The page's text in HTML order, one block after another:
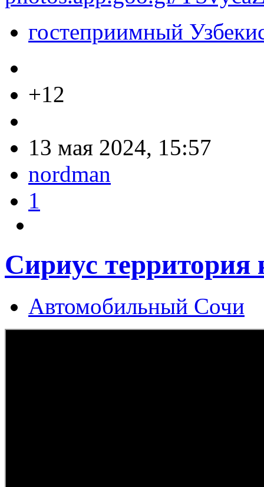
гостеприимный
+12
13 мая 2024, 15:57
nordman
1
Сириус территория
Автомобильный Сочи